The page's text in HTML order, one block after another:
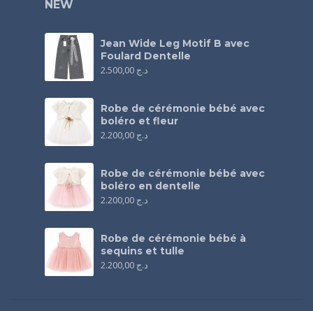
NEW
Jean Wide Leg Motif B avec
Foulard Dentelle
د.ج
Robe de cérémonie bébé avec
boléro et fleur
د.ج
Robe de cérémonie bébé avec
boléro en dentelle
د.ج
Robe de cérémonie bébé à
sequins et tulle
د.ج